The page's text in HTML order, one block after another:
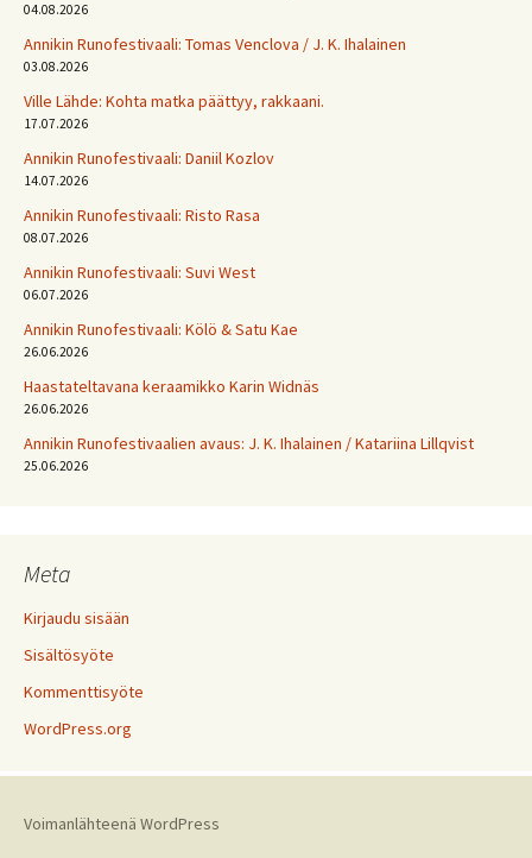
04.08.2026
Annikin Runofestivaali: Tomas Venclova / J. K. Ihalainen
03.08.2026
Ville Lähde: Kohta matka päättyy, rakkaani.
17.07.2026
Annikin Runofestivaali: Daniil Kozlov
14.07.2026
Annikin Runofestivaali: Risto Rasa
08.07.2026
Annikin Runofestivaali: Suvi West
06.07.2026
Annikin Runofestivaali: Kölö & Satu Kae
26.06.2026
Haastateltavana keraamikko Karin Widnäs
26.06.2026
Annikin Runofestivaalien avaus: J. K. Ihalainen / Katariina Lillqvist
25.06.2026
Meta
Kirjaudu sisään
Sisältösyöte
Kommenttisyöte
WordPress.org
Voimanlähteenä WordPress